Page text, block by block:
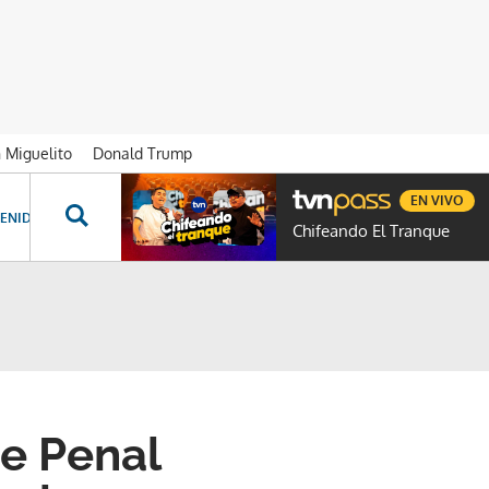
Miguelito Donald Trump
ESPECIALES NOVELAS PROGRAMAS GENTE TVN
Chifeando El Tranque
EN VIVO
Penal